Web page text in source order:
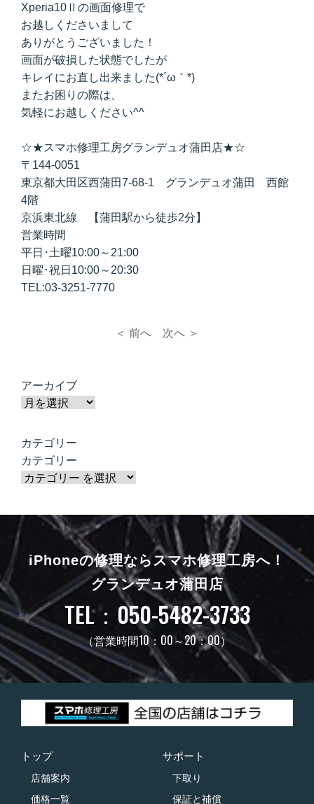
Xperia10Ⅱの画面修理で
お越しくださいまして
ありがとうございました！
画面が破損した状態でしたが
キレイにお直し出来ました(*´ω｀*)
またお困りの際は、
気軽にお越しください^^
☆★スマホ修理工房グランデュオ蒲田店★☆
〒144-0051
東京都大田区西蒲田7-68-1 グランデュオ蒲田 西館
4階
京浜東北線 【蒲田駅から徒歩2分】
営業時間
平日･土曜10:00～21:00
日曜･祝日10:00～20:30
TEL:03-3251-7770
＜ 前へ 次へ ＞
アーカイブ
カテゴリー
カテゴリー
iPhoneの修理ならスマホ修理工房へ！
グランデュオ蒲田店
TEL：050-5482-3733
（営業時間10：00～20：00）
トップ
店舗案内
価格一覧
サポート
下取り
保証と補償